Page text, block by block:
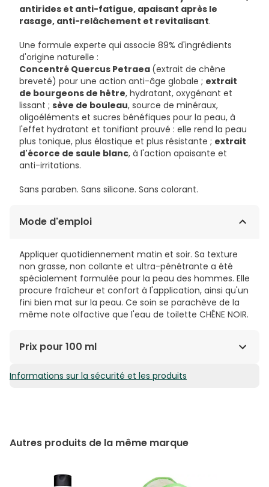
antirides et anti-fatigue, apaisant après le
rasage, anti-relâchement et revitalisant.
Une formule experte qui associe 89% d'ingrédients
d'origine naturelle :
Concentré Quercus Petraea (extrait de chêne
breveté) pour une action anti-âge globale ; extrait
de bourgeons de hêtre, hydratant, oxygénant et
lissant ; sève de bouleau, source de minéraux,
oligoéléments et sucres bénéfiques pour la peau, à
l'effet hydratant et tonifiant prouvé : elle rend la peau
plus tonique, plus élastique et plus résistante ; extrait
d'écorce de saule blanc, à l'action apaisante et
anti-irritations.
Sans paraben. Sans silicone. Sans colorant.
Mode d'emploi
Appliquer quotidiennement matin et soir. Sa texture
non grasse, non collante et ultra-pénétrante a été
spécialement formulée pour la peau des hommes. Elle
procure fraîcheur et confort à l'application, ainsi qu'un
fini bien mat sur la peau. Ce soin se parachève de la
même note olfactive que l'eau de toilette CHÊNE NOIR.
Prix pour 100 ml
76,56€ / 100 ml
Informations sur la sécurité et les produits
Autres produits de la même marque